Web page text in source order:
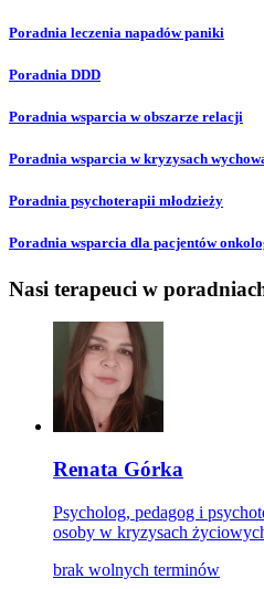
Poradnia leczenia napadów paniki
Poradnia DDD
Poradnia wsparcia w obszarze relacji
Poradnia wsparcia w kryzysach
Poradnia psychoterapii młodzieży
Poradnia wsparcia dla pacjentów
Nasi terapeuci w
Renata Górka
Psycholog, pedagog i
osoby w kryzysach
brak wolnych terminów